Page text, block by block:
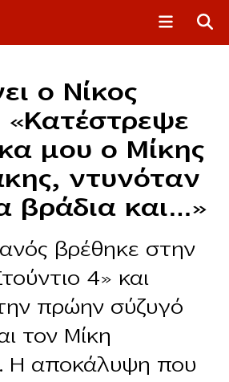
ο Νίκος
«Κατέστρεψε
μου ο Μίκης
ντυνόταν
βράδια και…»
βρέθηκε στην
4» και
πρώην σύζυγό
τον Μίκη
Η αποκάλυψη που